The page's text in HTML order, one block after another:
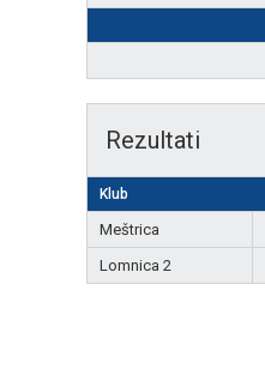
Rezultati
Klub
Meštrica
Lomnica 2